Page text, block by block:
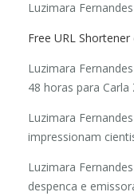
Luzimara Fernandes
Free URL Shortener
Luzimara Fernandes
48 horas para
Luzimara Fernandes
impressionam
Luzimara Fernandes
despenca e